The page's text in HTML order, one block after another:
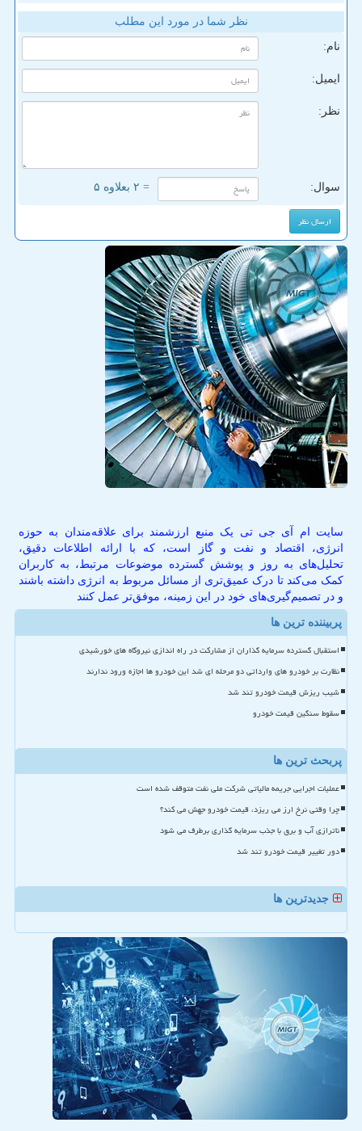
نظر شما در مورد این مطلب
نام:
ایمیل:
نظر:
سوال: = ۲ بعلاوه ۵
سایت ام آی جی تی یک منبع ارزشمند برای علاقه‌مندان به حوزه
انرژی، اقتصاد و نفت و گاز است، که با ارائه اطلاعات دقیق،
تحلیل‌های به روز و پوشش گسترده موضوعات مرتبط، به کاربران
کمک می‌کند تا درک عمیق‌تری از مسائل مربوط به انرژی داشته باشند
و در تصمیم‌گیری‌های خود در این زمینه، موفق‌تر عمل کنند
پربیننده ترین ها
استقبال گسترده سرمایه گذاران از مشارکت در راه اندازی نیروگاه های خورشیدی
نظارت بر خودرو های وارداتی دو مرحله ای شد این خودرو ها اجازه ورود ندارند
شیب ریزش قیمت خودرو تند شد
سقوط سنگین قیمت خودرو
پربحث ترین ها
عملیات اجرایی جریمه مالیاتی شرکت ملی نفت متوقف شده است
چرا وقتی نرخ ارز می ریزد، قیمت خودرو جهش می کند؟
ناترازی آب و برق با جذب سرمایه گذاری برطرف می شود
دور تغییر قیمت خودرو تند شد
جدیدترین ها